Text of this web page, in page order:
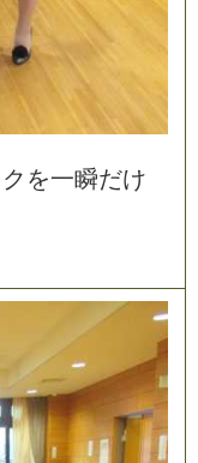
ク を一瞬だけ